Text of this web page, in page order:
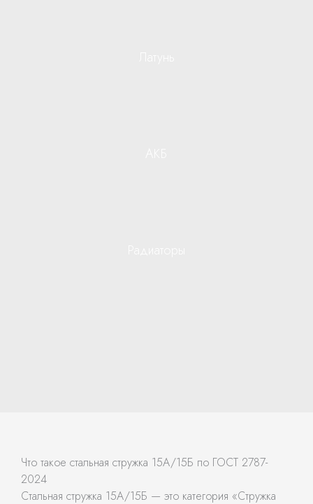
Что такое стальная стружка 15А/15Б по ГОСТ 2787-
2024
Стальная стружка 15А/15Б — это категория «Стружка